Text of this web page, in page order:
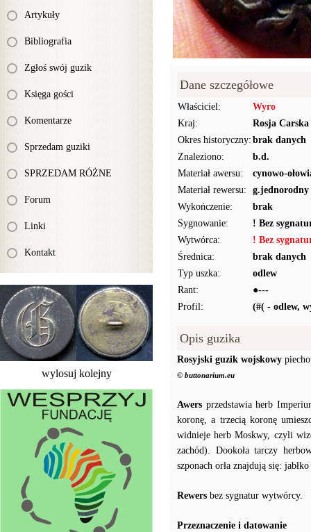
Artykuły
Bibliografia
Zgłoś swój guzik
Księga gości
Komentarze
Sprzedam guziki
SPRZEDAM RÓŻNE
Forum
Linki
Kontakt
wylosuj kolejny
Dane szczegółowe
Właściciel:
Wyro
Kraj:
Rosja Carska
Okres historyczny: brak danych
Znaleziono:
b.d.
Materiał awersu:
cynowo-
Materiał rewersu:
g.jednorodny
Wykończenie:
brak
Sygnowanie:
! Bez
Wytwórca:
! Bez
Średnica:
brak danych
Typ uszka:
odlew
Rant:
●---
Profil:
(#( - odlew,
Opis guzika
Rosyjski guzik wojskowy
© buttonarium.eu
Awers przedstawia herb
koronę, a trzecią koronę
widnieje herb Moskwy, czyli
zachód). Dookoła tarczy
szponach orła znajdują się:
Rewers bez sygnatur wytwórcy.
Przeznaczenie i datowanie